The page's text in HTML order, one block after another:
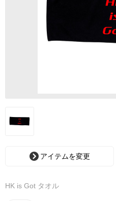
アイテムを変更
HK is Got タオル